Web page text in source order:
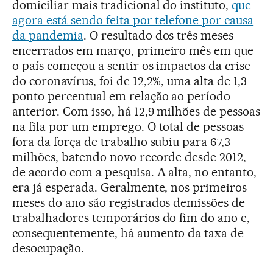
domiciliar mais tradicional do instituto,que
agora está sendo feita por telefone por causa
da pandemia. O resultado dos três meses
encerrados em março, primeiro mês em que
o país começou a sentir os impactos da crise
do coronavírus, foi de 12,2%, uma alta de 1,3
ponto percentual em relação ao período
anterior. Com isso, há 12,9 milhões de pessoas
na fila por um emprego. O total de pessoas
fora da força de trabalho subiu para 67,3
milhões, batendo novo recorde desde 2012,
de acordo com a pesquisa. A alta, no entanto,
era já esperada. Geralmente, nos primeiros
meses do ano são registrados demissões de
trabalhadores temporários do fim do ano e,
consequentemente, há aumento da taxa de
desocupação.